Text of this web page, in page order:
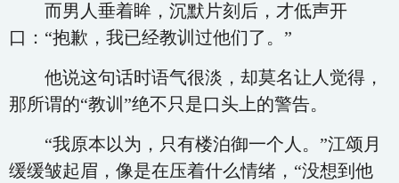
而男人垂着眸，沉默片刻后，才低声开
口：“抱歉，我已经教训过他们了。”
他说这句话时语气很淡，却莫名让人觉得，
那所谓的“教训”绝不只是口头上的警告。
“我原本以为，只有楼泊御一个人。”江颂月
缓缓皱起眉，像是在压着什么情绪，“没想到他